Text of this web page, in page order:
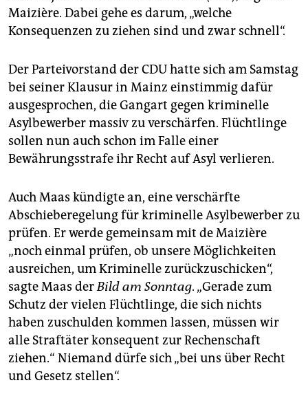
Maizière. Dabei gehe es darum, „welche
Konsequenzen zu ziehen sind und zwar schnell“.
Der Parteivorstand der CDU hatte sich am Samstag
bei seiner Klausur in Mainz einstimmig dafür
ausgesprochen, die Gangart gegen kriminelle
Asylbewerber massiv zu verschärfen. Flüchtlinge
sollen nun auch schon im Falle einer
Bewährungsstrafe ihr Recht auf Asyl verlieren.
Auch Maas kündigte an, eine verschärfte
Abschieberegelung für kriminelle Asylbewerber zu
prüfen. Er werde gemeinsam mit de Maizière
„noch einmal prüfen, ob unsere Möglichkeiten
ausreichen, um Kriminelle zurückzuschicken“,
sagte Maas derBild am Sonntag. „Gerade zum
Schutz der vielen Flüchtlinge, die sich nichts
haben zuschulden kommen lassen, müssen wir
alle Straftäter konsequent zur Rechenschaft
ziehen.“ Niemand dürfe sich „bei uns über Recht
und Gesetz stellen“.